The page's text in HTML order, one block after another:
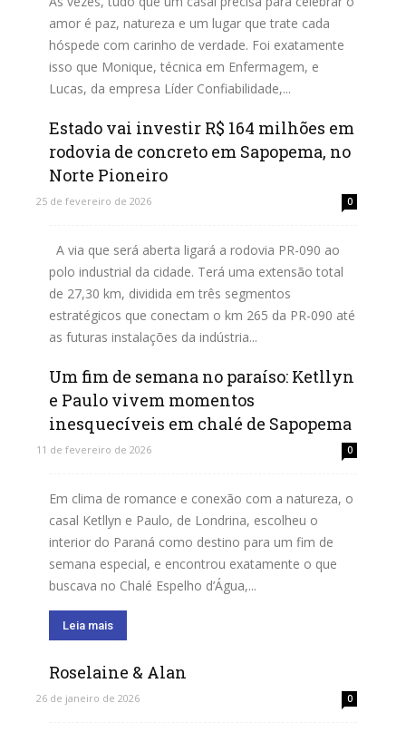
amor é paz, natureza e um lugar que trate cada
hóspede com carinho de verdade. Foi exatamente
isso que Monique, técnica em Enfermagem, e
Lucas, da empresa Líder Confiabilidade,...
Leia mais
Estado vai investir R$ 164 milhões em
rodovia de concreto em Sapopema, no
Norte Pioneiro
25 de fevereiro de 2026 0
A via que será aberta ligará a rodovia PR-090 ao
polo industrial da cidade. Terá uma extensão total
de 27,30 km, dividida em três segmentos
estratégicos que conectam o km 265 da PR-090 até
as futuras instalações da indústria...
Leia mais
Um fim de semana no paraíso: Ketllyn
e Paulo vivem momentos
inesquecíveis em chalé de Sapopema
11 de fevereiro de 2026 0
Em clima de romance e conexão com a natureza, o
casal Ketllyn e Paulo, de Londrina, escolheu o
interior do Paraná como destino para um fim de
semana especial, e encontrou exatamente o que
buscava no Chalé Espelho d’Água,...
Leia mais
Roselaine & Alan
26 de janeiro de 2026 0